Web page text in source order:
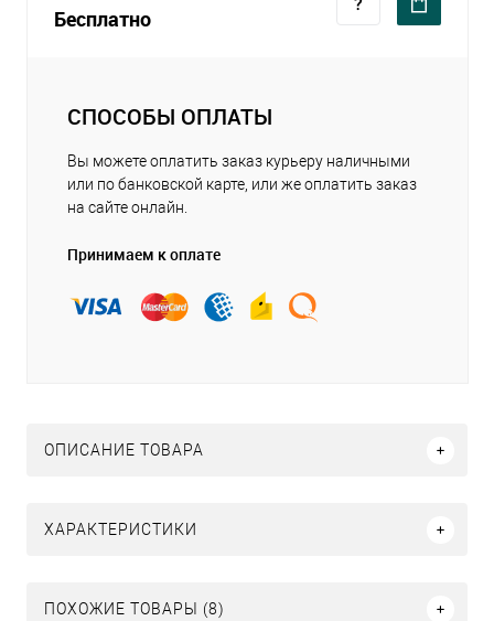
Бесплатно
СПОСОБЫ ОПЛАТЫ
Вы можете оплатить заказ курьеру наличными
или по банковской карте, или же оплатить заказ
на сайте онлайн.
Принимаем к оплате
ОПИСАНИЕ ТОВАРА
ХАРАКТЕРИСТИКИ
ПОХОЖИЕ ТОВАРЫ (8)